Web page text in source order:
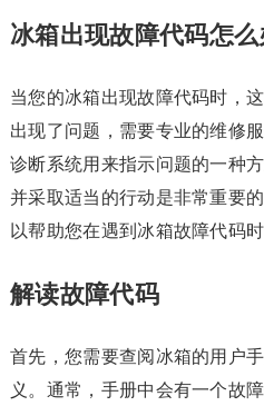
冰箱出现故障代码怎么
当您的冰箱出现故障代码时，
出现了问题，需要专业的维修
诊断系统用来指示问题的一种
并采取适当的行动是非常重要
以帮助您在遇到冰箱故障代码
解读故障代码
首先，您需要查阅冰箱的用户
义。通常，手册中会有一个故